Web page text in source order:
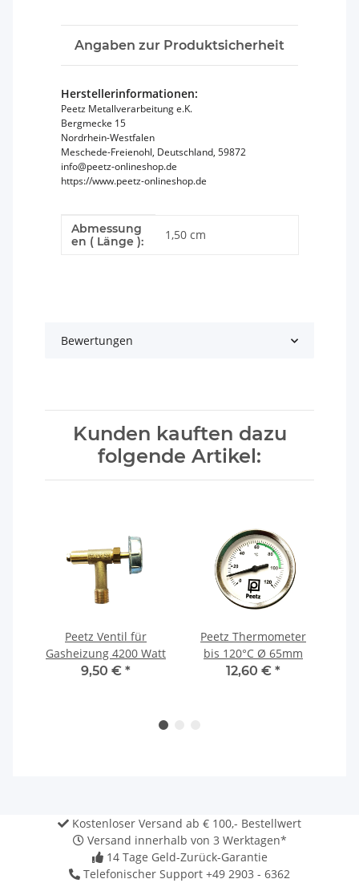
Angaben zur Produktsicherheit
Herstellerinformationen:
Peetz Metallverarbeitung e.K.
Bergmecke 15
Nordrhein-Westfalen
Meschede-Freienohl, Deutschland, 59872
info@peetz-onlineshop.de
https://www.peetz-onlineshop.de
Produkteigenschaft
Wert
Abmessung
en ( Länge ):
1,50 cm
Bewertungen
Kunden kauften dazu
folgende Artikel:
Peetz Ventil für
Gasheizung 4200 Watt
9,50 € *
Peetz Thermometer
bis 120°C Ø 65mm
12,60 € *
Kostenloser Versand ab € 100,- Bestellwert
Versand innerhalb von 3 Werktagen*
14 Tage Geld-Zurück-Garantie
Telefonischer Support +49 2903 - 6362